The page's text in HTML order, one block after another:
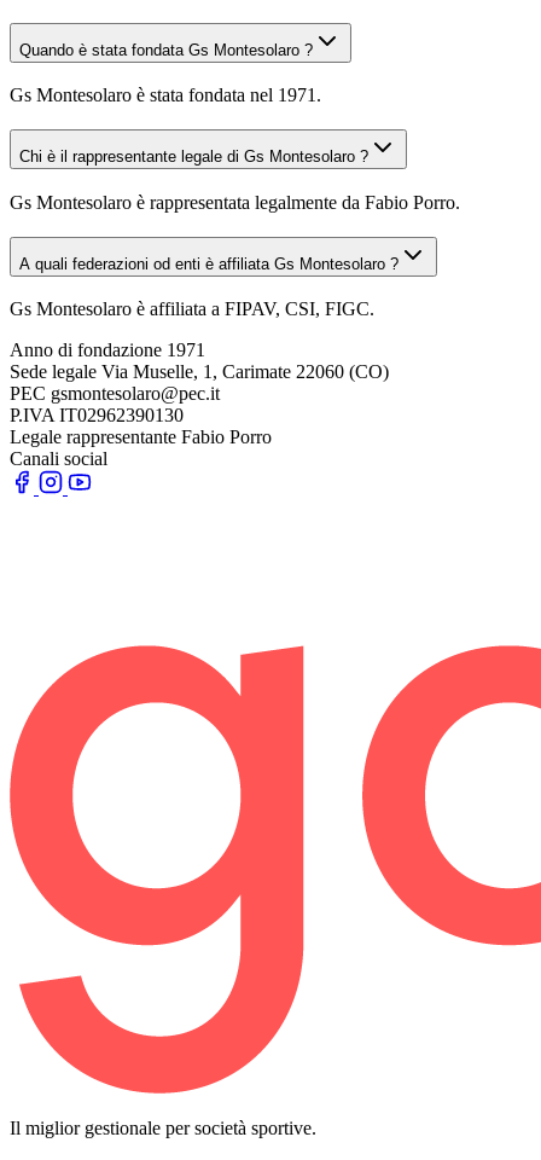
Quando è stata fondata Gs Montesolaro ?
Gs Montesolaro è stata fondata nel 1971.
Chi è il rappresentante legale di Gs Montesolaro ?
Gs Montesolaro è rappresentata legalmente da Fabio Porro.
A quali federazioni od enti è affiliata Gs Montesolaro ?
Gs Montesolaro è affiliata a FIPAV, CSI, FIGC.
Anno di fondazione 1971
Sede legale Via Muselle, 1, Carimate 22060 (CO)
PEC gsmontesolaro@pec.it
P.IVA IT02962390130
Legale rappresentante Fabio Porro
Canali social
Il miglior gestionale per società sportive.